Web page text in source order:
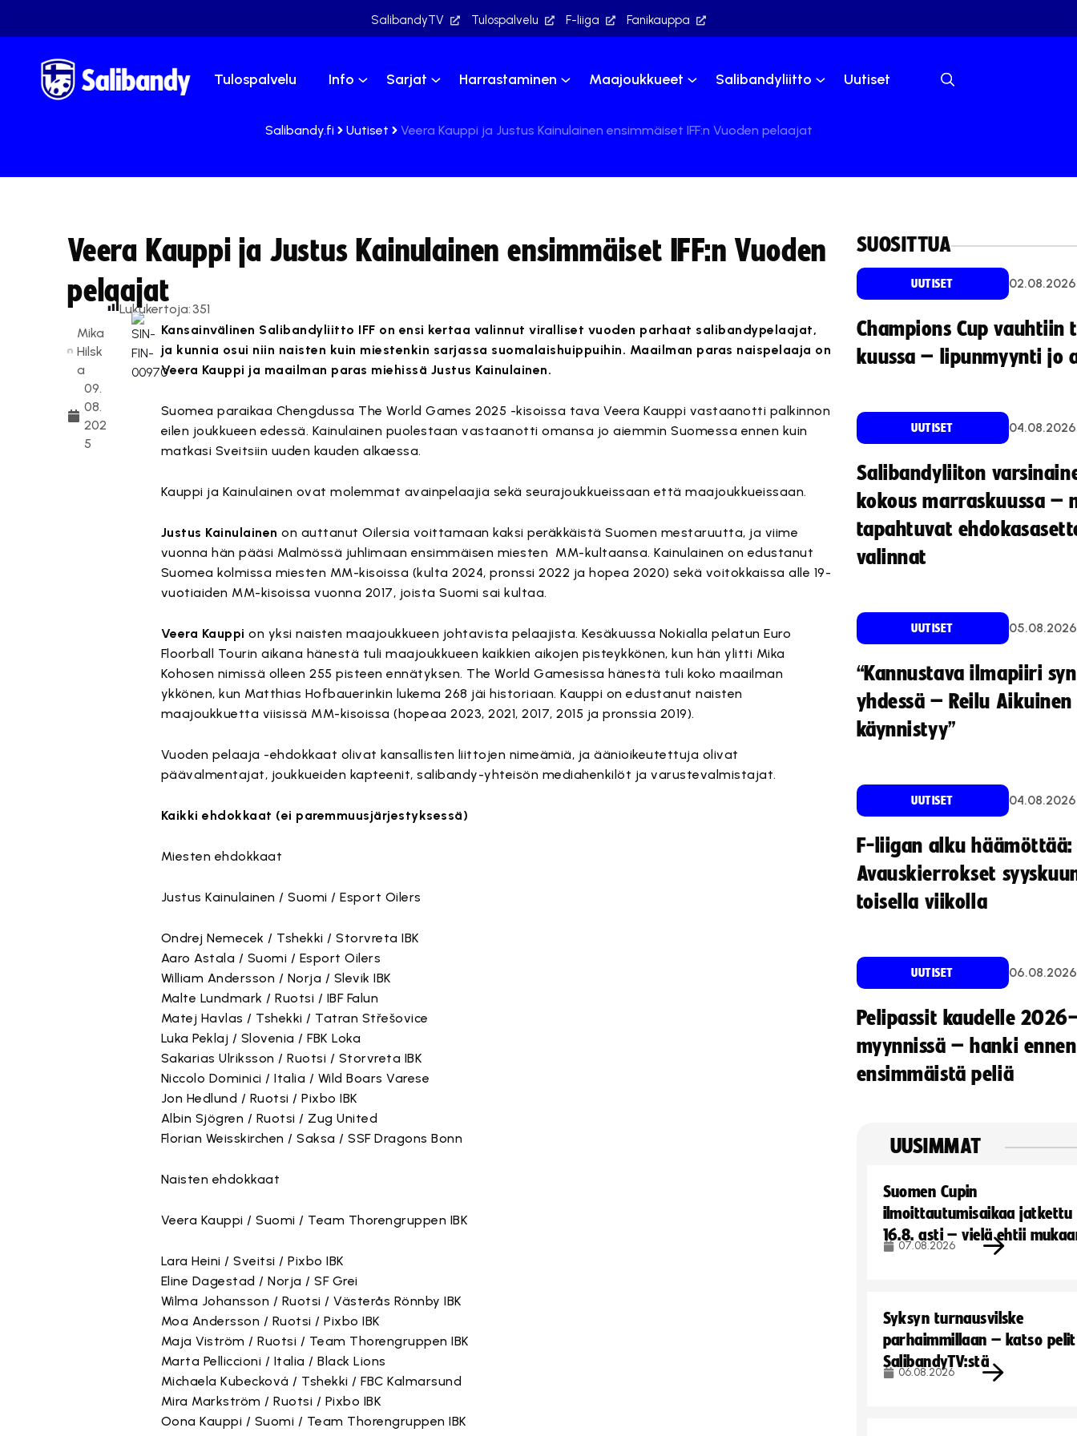
SalibandyTV Tulospalvelu F-liiga Fanikauppa
Tulospalvelu Info Sarjat Harrastaminen Maajoukkueet Salibandyliitto Uutiset
Salibandy.fi Uutiset Veera Kauppi ja Justus Kainulainen ensimmäiset IFF:n Vuoden pelaajat
Veera Kauppi ja Justus Kainulainen ensimmäiset IFF:n Vuoden
pelaajat
Mika
Hilsk
a
09.
08.
202
5
Lukukertoja: 351
Kansainvälinen Salibandyliitto IFF on ensi kertaa valinnut viralliset vuoden parhaat salibandypelaajat,
ja kunnia osui niin naisten kuin miestenkin sarjassa suomalaishuippuihin. Maailman paras naispelaaja on
Veera Kauppi ja maailman paras miehissä Justus Kainulainen.
Suomea paraikaa Chengdussa The World Games 2025 -kisoissa tava Veera Kauppi vastaanotti palkinnon
eilen joukkueen edessä. Kainulainen puolestaan vastaanotti omansa jo aiemmin Suomessa ennen kuin
matkasi Sveitsiin uuden kauden alkaessa.
Kauppi ja Kainulainen ovat molemmat avainpelaajia sekä seurajoukkueissaan että maajoukkueissaan.
Justus Kainulainen on auttanut Oilersia voittamaan kaksi peräkkäistä Suomen mestaruutta, ja viime
vuonna hän pääsi Malmössä juhlimaan ensimmäisen miesten MM-kultaansa. Kainulainen on edustanut
Suomea kolmissa miesten MM-kisoissa (kulta 2024, pronssi 2022 ja hopea 2020) sekä voitokkaissa alle 19-
vuotiaiden MM-kisoissa vuonna 2017, joista Suomi sai kultaa.
Veera Kauppi on yksi naisten maajoukkueen johtavista pelaajista. Kesäkuussa Nokialla pelatun Euro
Floorball Tourin aikana hänestä tuli maajoukkueen kaikkien aikojen pisteykkönen, kun hän ylitti Mika
Kohosen nimissä olleen 255 pisteen ennätyksen. The World Gamesissa hänestä tuli koko maailman
ykkönen, kun Matthias Hofbauerinkin lukema 268 jäi historiaan. Kauppi on edustanut naisten
maajoukkuetta viisissä MM-kisoissa (hopeaa 2023, 2021, 2017, 2015 ja pronssia 2019).
Vuoden pelaaja -ehdokkaat olivat kansallisten liittojen nimeämiä, ja äänioikeutettuja olivat
päävalmentajat, joukkueiden kapteenit, salibandy-yhteisön mediahenkilöt ja varustevalmistajat.
Kaikki ehdokkaat (ei paremmuusjärjestyksessä)
Miesten ehdokkaat
Justus Kainulainen / Suomi / Esport Oilers
Ondrej Nemecek / Tshekki / Storvreta IBK
Aaro Astala / Suomi / Esport Oilers
William Andersson / Norja / Slevik IBK
Malte Lundmark / Ruotsi / IBF Falun
Matej Havlas / Tshekki / Tatran Střešovice
Luka Peklaj / Slovenia / FBK Loka
Sakarias Ulriksson / Ruotsi / Storvreta IBK
Niccolo Dominici / Italia / Wild Boars Varese
Jon Hedlund / Ruotsi / Pixbo IBK
Albin Sjögren / Ruotsi / Zug United
Florian Weisskirchen / Saksa / SSF Dragons Bonn
Naisten ehdokkaat
Veera Kauppi / Suomi / Team Thorengruppen IBK
Lara Heini / Sveitsi / Pixbo IBK
Eline Dagestad / Norja / SF Grei
Wilma Johansson / Ruotsi / Västerås Rönnby IBK
Moa Andersson / Ruotsi / Pixbo IBK
Maja Viström / Ruotsi / Team Thorengruppen IBK
Marta Pelliccioni / Italia / Black Lions
Michaela Kubecková / Tshekki / FBC Kalmarsund
Mira Markström / Ruotsi / Pixbo IBK
Oona Kauppi / Suomi / Team Thorengruppen IBK
SUOSITTUA
UUTISET 02.08.2026
Champions Cup vauhtiin
kuussa – lipunmyynti jo
UUTISET 04.08.2026
Salibandyliiton
kokous marraskuussa –
tapahtuvat
valinnat
UUTISET 05.08.2026
“Kannustava ilmapiiri
yhdessä – Reilu
käynnistyy”
UUTISET 04.08.2026
F-liigan alku häämöttää:
Avauskierrokset
toisella viikolla
UUTISET 06.08.2026
Pelipassit kaudelle
myynnissä – hanki ennen
ensimmäistä peliä
UUSIMMAT
Suomen Cupin
ilmoittautumisaikaa jatkettu
16.8. asti – vielä ehtii
07.08.2026
Syksyn turnausvilske
parhaimmillaan – katso pelit
SalibandyTV:stä
06.08.2026